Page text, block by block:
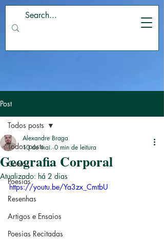
Post
Todos posts
Contos
Poesias
Resenhas
Artigos e Ensaios
Poesias Recitadas
Todos posts
Geografia Corporal
Alexandre Braga
10 de mai. 0 min de leitura
Atualizado: há 2 dias
https://youtu.be/Ya3zx_CmtbU